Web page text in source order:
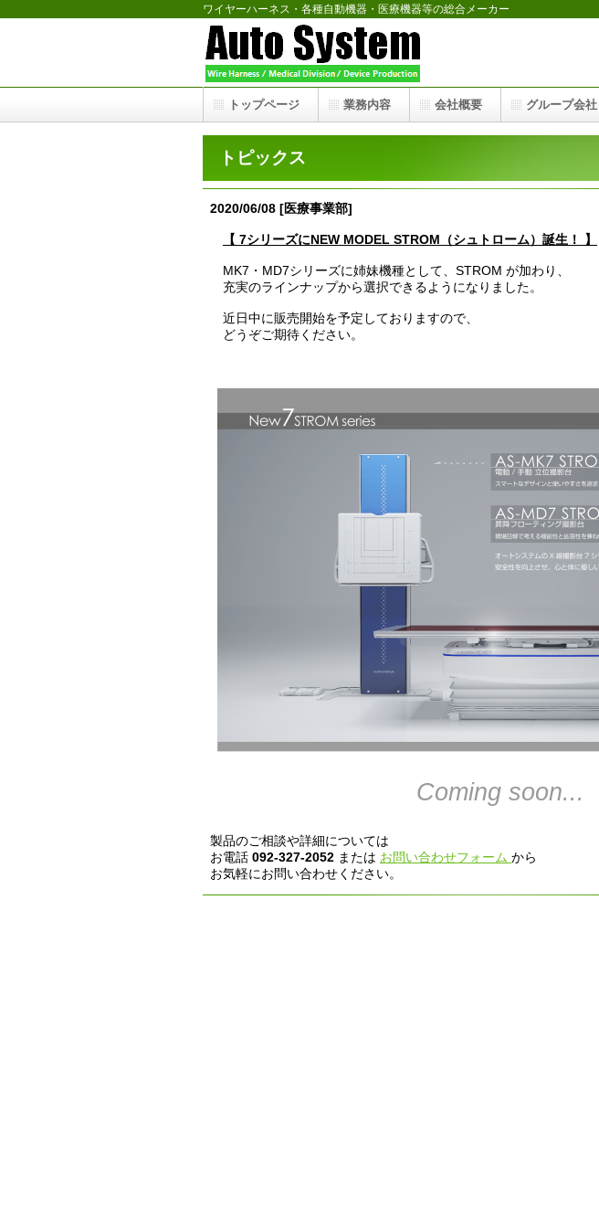
ワイヤーハーネス・各種自動機器・医療機器等の総合メーカー
トピックス
2020/06/08 [医療事業部]
【 7シリーズにNEW MODEL STROM（シュトローム）誕生！ 】
MK7・MD7シリーズに姉妹機種として、STROM が加わり、
充実のラインナップから選択できるようになりました。
近日中に販売開始を予定しておりますので、
どうぞご期待ください。
Coming soon...
製品のご相談や詳細については
お電話 092-327-2052 または お問い合わせフォーム から
お気軽にお問い合わせください。
トップページ 業務内容 会社概要 グループ会社